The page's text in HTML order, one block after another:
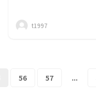
t1997
56 57 ...